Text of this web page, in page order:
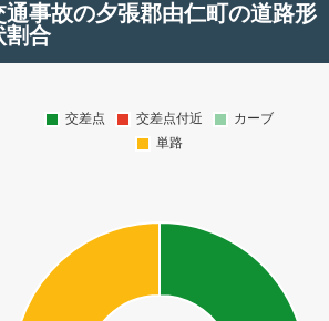
通事故の夕張郡由仁町の道路形
割合